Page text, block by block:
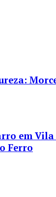
em Vila
Ferro